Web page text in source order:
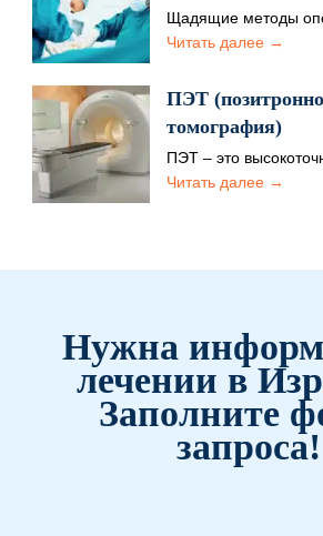
Щадящие методы
вмешательства
является то, что…
Читать далее →
ПЭТ
томография)
ПЭТ – это
диагностики. Он
Читать далее →
Нужна
лечении в
Заполните
запроса!